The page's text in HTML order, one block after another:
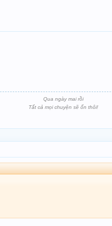
Qua ngày mai rồi
Tất cả mọi chuyện sẽ ổn thôi!